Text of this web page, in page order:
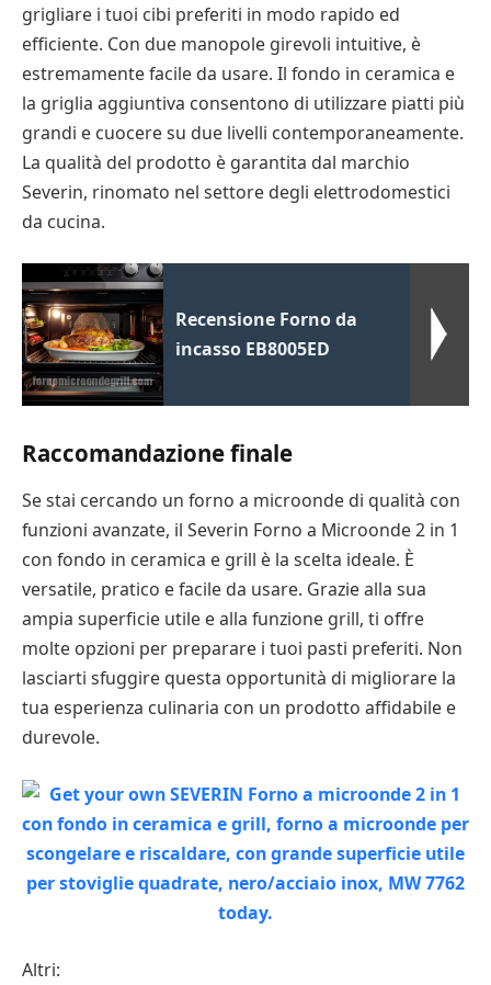
grigliare i tuoi cibi preferiti in modo rapido ed
efficiente. Con due manopole girevoli intuitive, è
estremamente facile da usare. Il fondo in ceramica e
la griglia aggiuntiva consentono di utilizzare piatti più
grandi e cuocere su due livelli contemporaneamente.
La qualità del prodotto è garantita dal marchio
Severin, rinomato nel settore degli elettrodomestici
da cucina.
Recensione Forno da
incasso EB8005ED
Raccomandazione finale
Se stai cercando un forno a microonde di qualità con
funzioni avanzate, il Severin Forno a Microonde 2 in 1
con fondo in ceramica e grill è la scelta ideale. È
versatile, pratico e facile da usare. Grazie alla sua
ampia superficie utile e alla funzione grill, ti offre
molte opzioni per preparare i tuoi pasti preferiti. Non
lasciarti sfuggire questa opportunità di migliorare la
tua esperienza culinaria con un prodotto affidabile e
durevole.
Altri: